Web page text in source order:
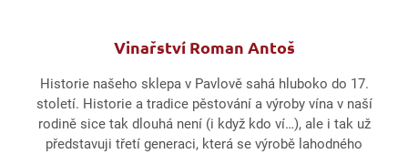
Vinařství Roman Antoš
Historie našeho sklepa v Pavlově sahá hluboko do 17.
století. Historie a tradice pěstování a výroby vína v naší
rodině sice tak dlouhá není (i když kdo ví…), ale i tak už
představuji třetí generaci, která se výrobě lahodného